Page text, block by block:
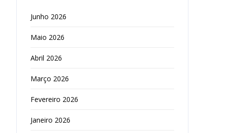
Junho 2026
Maio 2026
Abril 2026
Março 2026
Fevereiro 2026
Janeiro 2026